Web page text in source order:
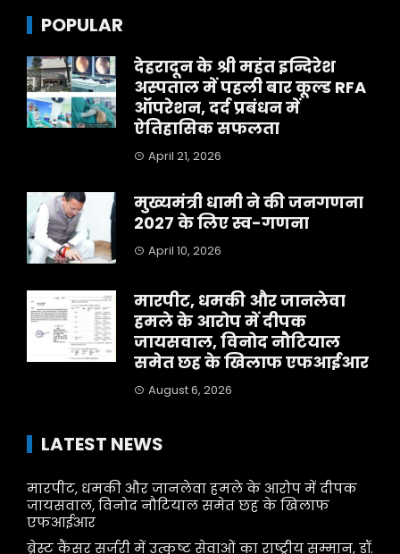
POPULAR
देहरादून के श्री महंत इन्दिरेश
अस्पताल में पहली बार कूल्ड RFA
ऑपरेशन, दर्द प्रबंधन में
ऐतिहासिक सफलता
April 21, 2026
मुख्यमंत्री धामी ने की जनगणना
2027 के लिए स्व-गणना
April 10, 2026
मारपीट, धमकी और जानलेवा
हमले के आरोप में दीपक
जायसवाल, विनोद नौटियाल
समेत छह के खिलाफ एफआईआर
August 6, 2026
LATEST NEWS
मारपीट, धमकी और जानलेवा हमले के आरोप में दीपक
जायसवाल, विनोद नौटियाल समेत छह के खिलाफ
एफआईआर
ब्रेस्ट कैंसर सर्जरी में उत्कृष्ट सेवाओं का राष्ट्रीय सम्मान, डॉ.